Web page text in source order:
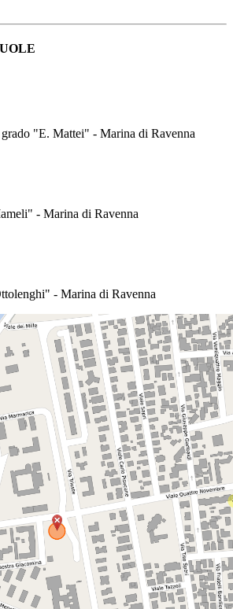
"E. Mattei" - Marina di Ravenna
- Marina di Ravenna
- Marina di Ravenna